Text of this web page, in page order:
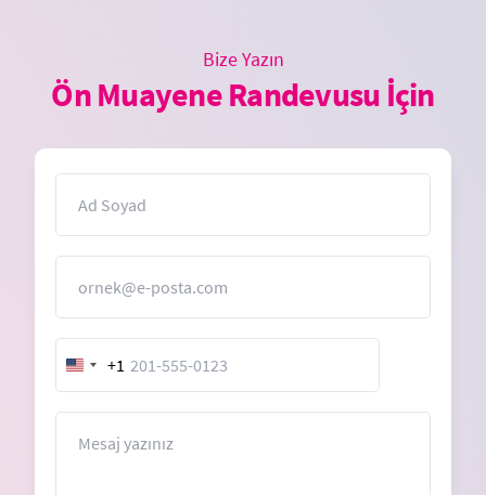
Bize Yazın
Ön Muayene Randevusu İçin
United
States
+1